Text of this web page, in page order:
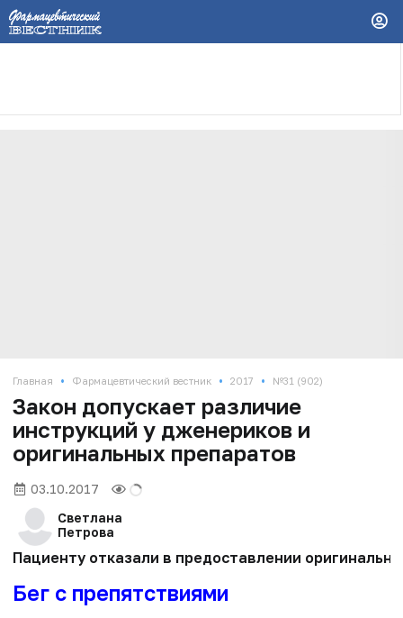
Главная • Фармацевтический вестник • 2017 • №31 (902)
Закон допускает различие
инструкций у дженериков и
оригинальных препаратов
03.10.2017
Светлана
Петрова
Пациенту отказали в предоставлении
Бег с препятствиями